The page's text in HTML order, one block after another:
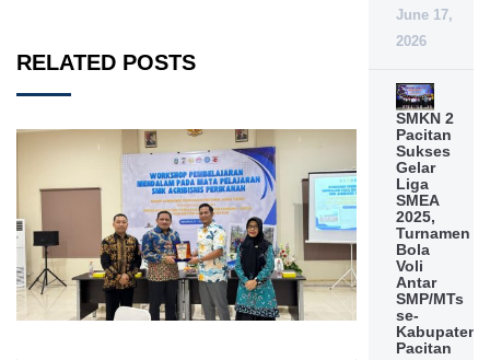
RELATED POSTS
June 17,
2026
SMKN 2
Pacitan
Sukses
Gelar
Liga
SMEA
2025,
Turnamen
Bola
Voli
Antar
SMP/MTs
se-
Kabupaten
Pacitan